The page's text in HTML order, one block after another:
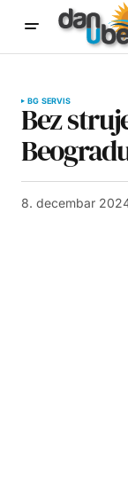
BG SERVIS
Bez
8. decembar